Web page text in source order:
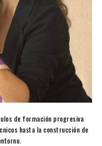
de formación progresiva
hasta la construcción de